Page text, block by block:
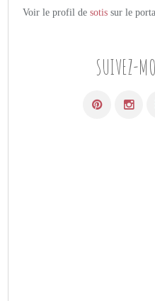
SUIVEZ-
Voir le profil de sotis sur le